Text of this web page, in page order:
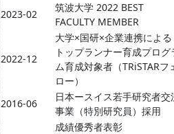
2023-02
筑波大学 2022 BEST
FACULTY MEMBER
2022-12
大学×国研×企業連携による
トップランナー育成プログ
ム育成対象者（TRiSTARフ
ロー）
2016-06
日本ースイス若手研究者交
事業（特別研究員）採用
成績優秀者表彰